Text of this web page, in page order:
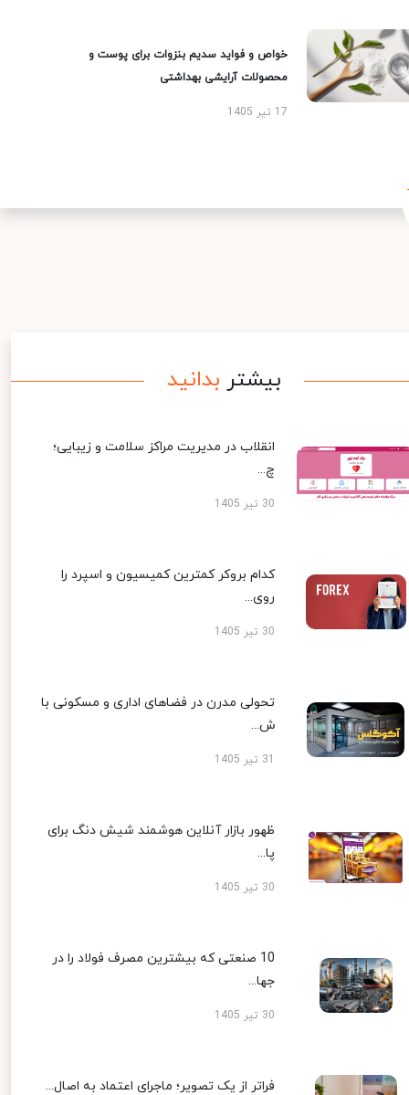
خواص و فواید سدیم بنزوات برای پوست و
محصولات آرایشی بهداشتی
17 تیر 1405
بیشتر بدانید
انقلاب در مدیریت مراکز سلامت و زیبایی؛
چ...
30 تیر 1405
کدام بروکر کمترین کمیسیون و اسپرد را
روی...
30 تیر 1405
تحولی مدرن در فضاهای اداری و مسکونی با
ش...
ظهور بازار آنلاین هوشمند شیش دنگ برای
پا...
30 تیر 1405
10 صنعتی که بیشترین مصرف فولاد را در
جها...
30 تیر 1405
فراتر از یک تصویر؛ ماجرای اعتماد به اصال...